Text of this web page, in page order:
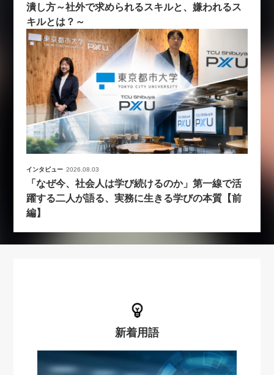
潰し方～社外で求められるスキルと、嫌われるス
キルとは？～
インタビュー 2026.08.03
「なぜ今、社会人は学び続けるのか」第一線で活
躍する二人が語る、実務に生きる学びの本質【前
編】
新着用語